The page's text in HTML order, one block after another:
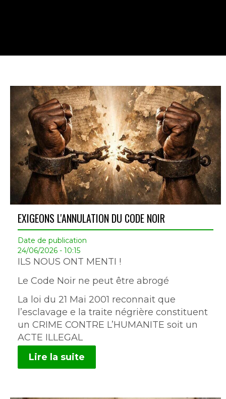
EXIGEONS L'ANNULATION DU CODE NOIR
Date de publication
24/06/2026 - 10:15
ILS NOUS ONT MENTI !
Le Code Noir ne peut être abrogé
La loi du 21 Mai 2001 reconnait que
l’esclavage e la traite négrière constituent
un CRIME CONTRE L’HUMANITE soit un
ACTE ILLEGAL
Lire la suite